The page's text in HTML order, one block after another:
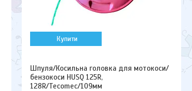
Купити
Шпуля/Косильна головка для мотокоси/
бензокоси HUSQ 125R,
128R/Tecomec/109мм